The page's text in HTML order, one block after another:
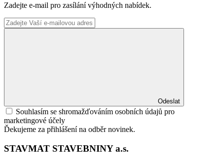
Zadejte e-mail pro zasílání výhodných nabídek.
Odeslat
Souhlasím se shromažďováním osobních údajů pro
marketingové účely
Ďekujeme za přihlášení na odběr novinek.
STAVMAT STAVEBNINY a.s.